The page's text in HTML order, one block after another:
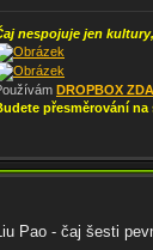
nespojuje jen
DROPBOX
přesměrování na
Liu Pao - čaj šesti